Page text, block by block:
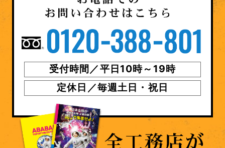
受付時間／平日10時～19時
定休日／毎週土日・祝日